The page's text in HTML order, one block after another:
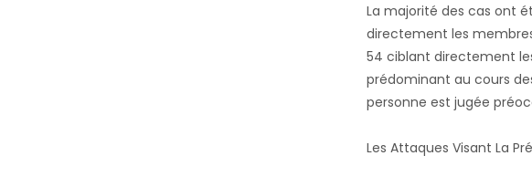
La majorité des cas ont
directement les
54 ciblant directement
prédominant au cours
personne est jugée
Les Attaques Visant La